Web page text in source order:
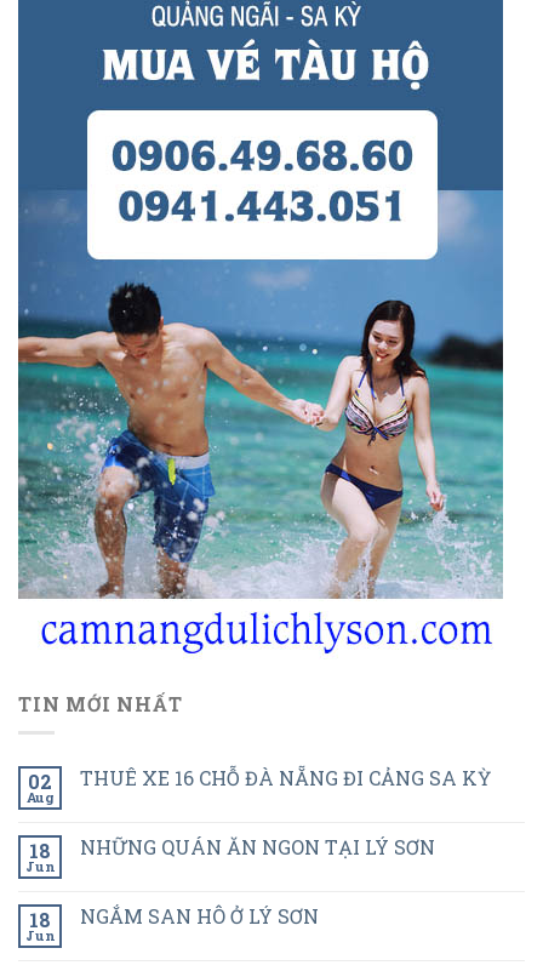
TIN MỚI NHẤT
02
Aug
THUÊ XE 16 CHỖ ĐÀ NẴNG ĐI CẢNG SA KỲ
18
Jun
NHỮNG QUÁN ĂN NGON TẠI LÝ SƠN
18
Jun
NGẮM SAN HÔ Ở LÝ SƠN